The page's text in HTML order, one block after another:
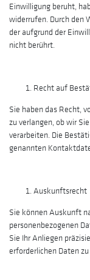
Einwilligung beruht,
widerrufen. Durch den
der aufgrund der
nicht berührt.
Recht auf
Sie haben das Recht,
zu verlangen, ob wir
verarbeiten. Die
genannten
Auskunftsrecht
Sie können Auskunft
personenbezogenen
Sie Ihr Anliegen
erforderlichen Daten